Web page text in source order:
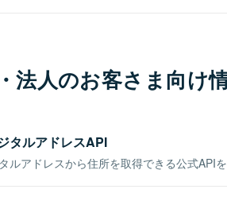
法人のお客さま向け
タルアドレスAPI
ルアドレスから住所を取得できる公式APIを